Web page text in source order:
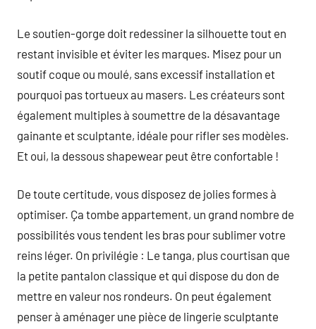
Le soutien-gorge doit redessiner la silhouette tout en
restant invisible et éviter les marques. Misez pour un
soutif coque ou moulé, sans excessif installation et
pourquoi pas tortueux au masers. Les créateurs sont
également multiples à soumettre de la désavantage
gainante et sculptante, idéale pour rifler ses modèles.
Et oui, la dessous shapewear peut être confortable !
De toute certitude, vous disposez de jolies formes à
optimiser. Ça tombe appartement, un grand nombre de
possibilités vous tendent les bras pour sublimer votre
reins léger. On privilégie : Le tanga, plus courtisan que
la petite pantalon classique et qui dispose du don de
mettre en valeur nos rondeurs. On peut également
penser à aménager une pièce de lingerie sculptante